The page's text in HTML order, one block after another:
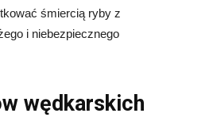
śmiercią ryby z
i niebezpiecznego
wędkarskich